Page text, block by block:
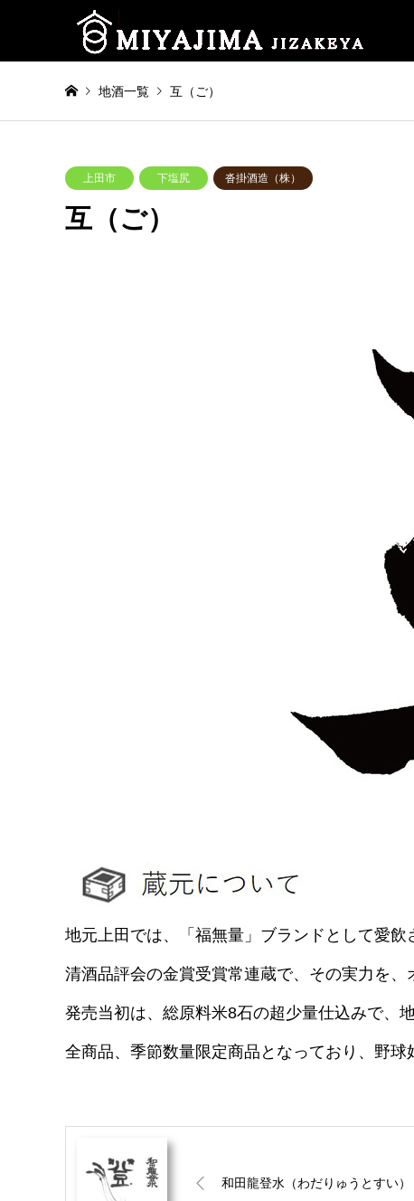
地酒一覧 互（ご）
上田市 下塩尻 沓掛酒造（株）
互（ご）
地元上田では、「福無量」ブランドとして愛
清酒品評会の金賞受賞常連蔵で、その実力を、
発売当初は、総原料米8石の超少量仕込みで、
全商品、季節数量限定商品となっており、野
和田龍登水（わだりゅうとすい）